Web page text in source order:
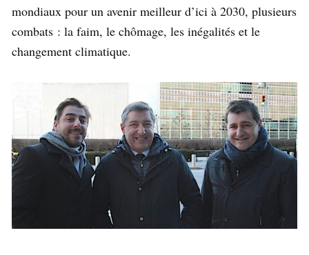
mondiaux pour un avenir meilleur d’ici à 2030, plusieurs
combats : la faim, le chômage, les inégalités et le
changement climatique.